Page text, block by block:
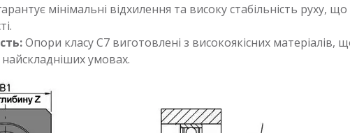
мінімальні відхилення та високу стабільність руху,
Опори класу С7 виготовлені з високоякісних матеріалів,
умовах.